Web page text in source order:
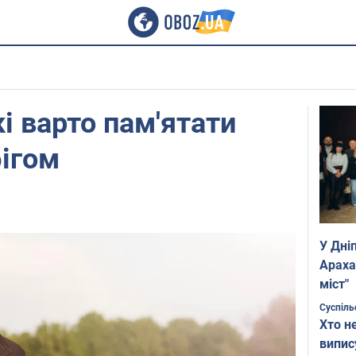
варто пам'ятати
У
міст"
Хто